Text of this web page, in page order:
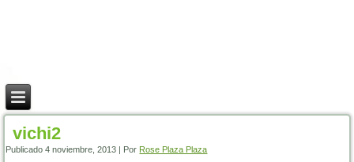
vichi2
Publicado 4 noviembre, 2013 Por Rose Plaza Plaza